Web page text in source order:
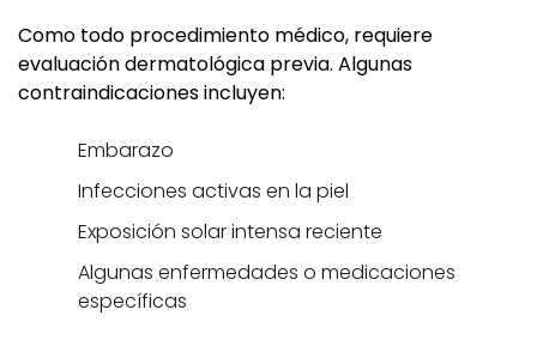
Como todo procedimiento médico, requiere
evaluación dermatológica previa. Algunas
contraindicaciones incluyen:
Embarazo
Infecciones activas en la piel
Exposición solar intensa reciente
Algunas enfermedades o medicaciones
específicas